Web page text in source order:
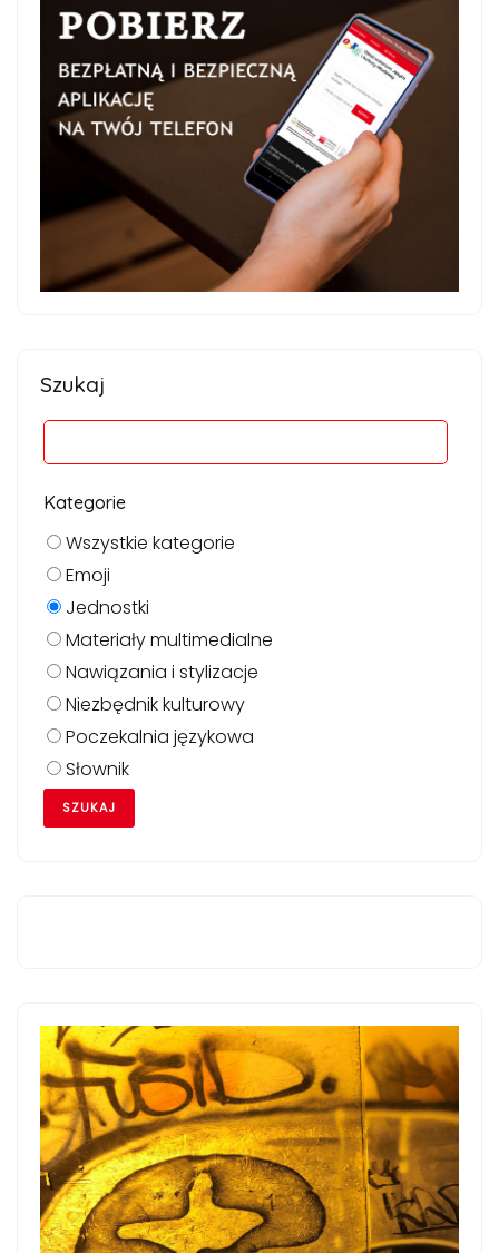
Szukaj
Kategorie
Wszystkie kategorie
Emoji
Jednostki
Materiały multimedialne
Nawiązania i stylizacje
Niezbędnik kulturowy
Poczekalnia językowa
Słownik